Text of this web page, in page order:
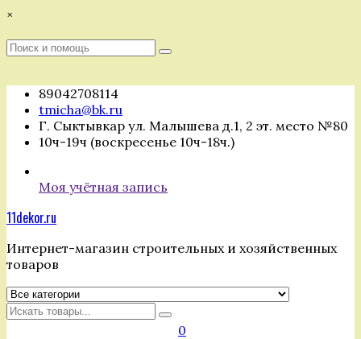
Перейти
содержимому
×
Поиск
Поиск
89042708114
tmicha@bk.ru
Г. Сыктывкар ул. Малышева д.1, 2 эт. место №80
10ч-19ч (воскресенье 10ч-18ч.)
Моя учётная запись
11dekor.ru
Интернет-магазин строительных и хозяйственных
товаров
Искать
0